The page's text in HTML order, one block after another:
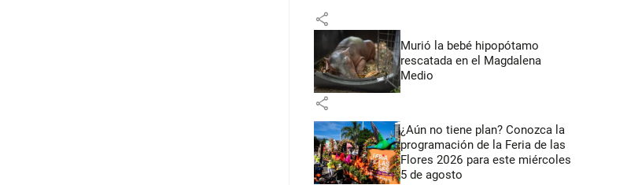
share
Murió la bebé hipopótamo
rescatada en el Magdalena
Medio
share
¿Aún no tiene plan? Conozca la
programación de la Feria de las
Flores 2026 para este miércoles
5 de agosto